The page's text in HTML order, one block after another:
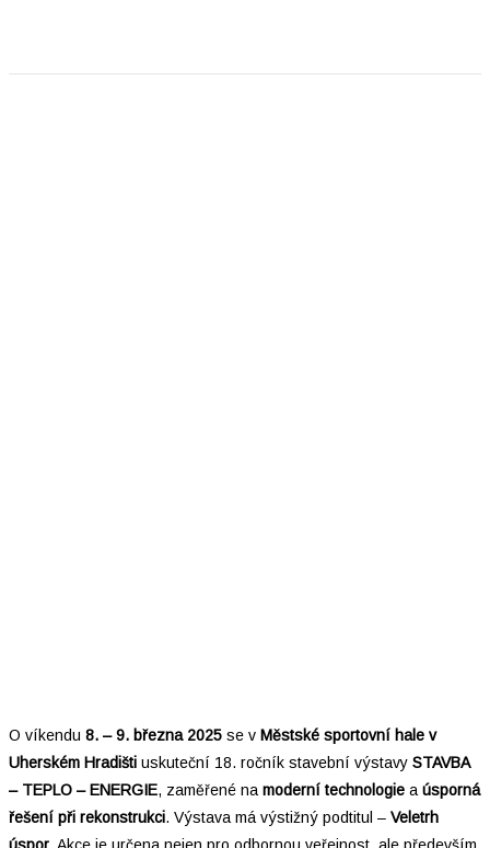
O víkendu 8. – 9. března 2025 se v Městské sportovní hale v
Uherském Hradišti uskuteční 18. ročník stavební výstavy STAVBA
– TEPLO – ENERGIE, zaměřené namoderní technologie aúsporná
řešení při rekonstrukci. Výstava má výstižný podtitul – Veletrh